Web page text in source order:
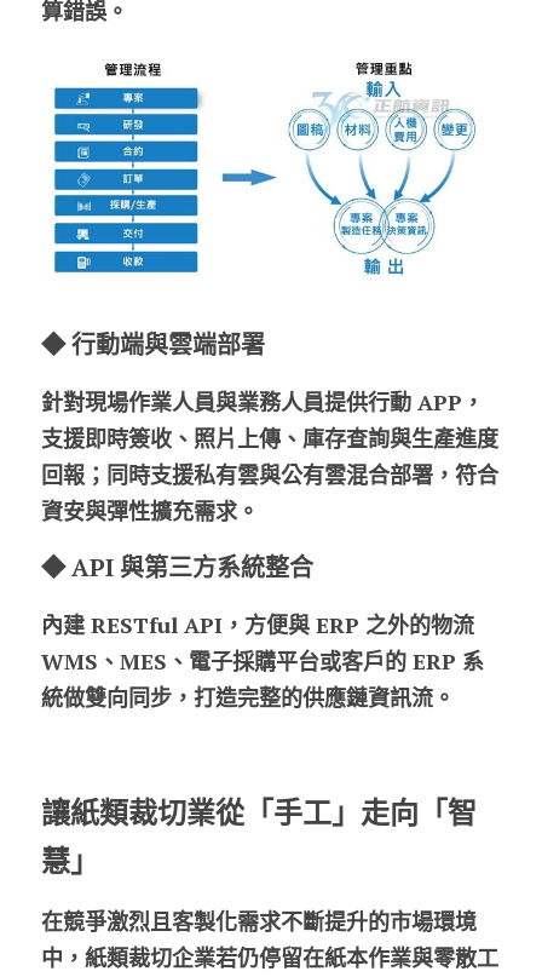
算錯誤。
◆ 行動端與雲端部署
針對現場作業人員與業務人員提供行動 APP，
支援即時簽收、照片上傳、庫存查詢與生產進度
回報；同時支援私有雲與公有雲混合部署，符合
資安與彈性擴充需求。
◆ API 與第三方系統整合
內建 RESTful API，方便與 ERP 之外的物流
WMS、MES、電子採購平台或客戶的 ERP 系
統做雙向同步，打造完整的供應鏈資訊流。
讓紙類裁切業從「手工」走向「智
慧」
在競爭激烈且客製化需求不斷提升的市場環境
中，紙類裁切企業若仍停留在紙本作業與零散工